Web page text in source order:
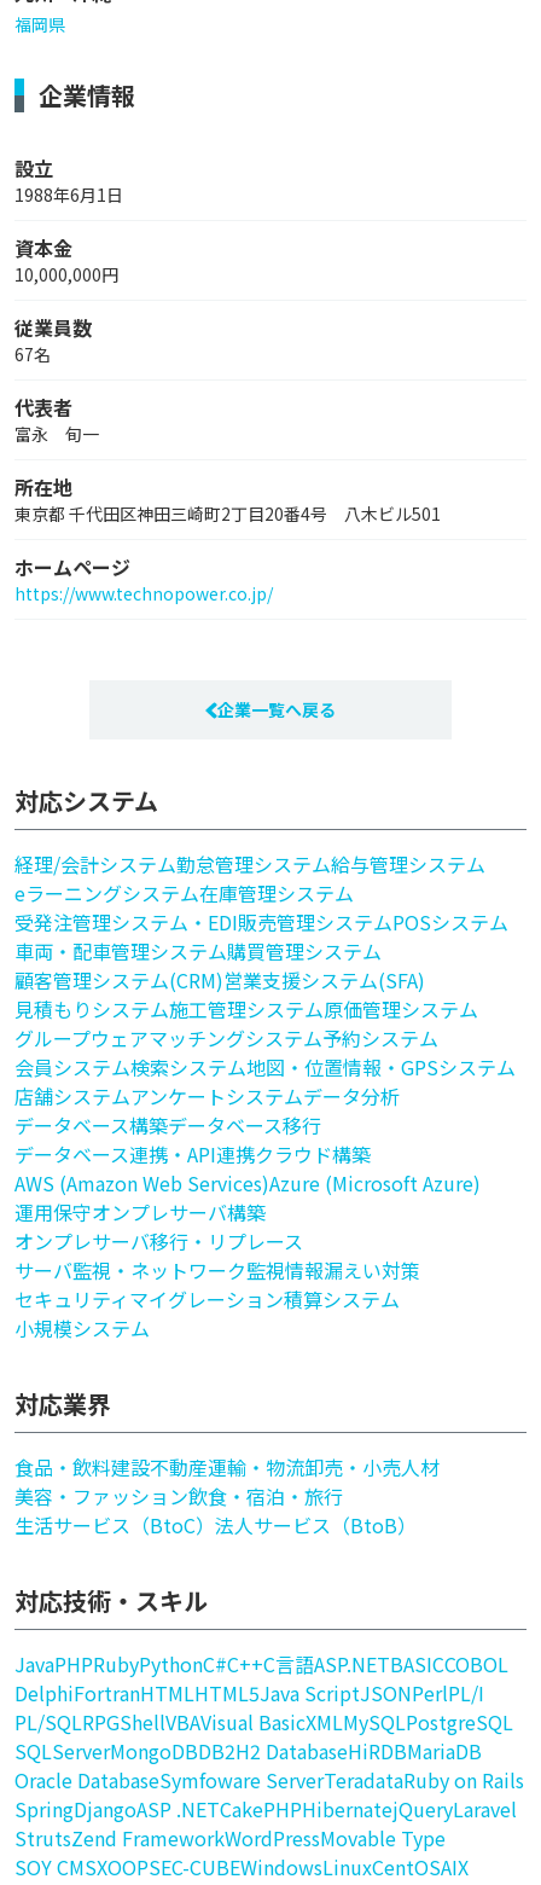
福岡県
企業情報
設立
1988年6月1日
資本金
10,000,000円
従業員数
67名
代表者
富永 旬一
所在地
東京都 千代田区神田三崎町2丁目20番4号 八木ビル501
ホームページ
https://www.technopower.co.jp/
企業一覧へ戻る
対応システム
経理/会計システム勤怠管理システム給与管理システム
eラーニングシステム在庫管理システム
受発注管理システム・EDI販売管理システムPOSシステム
車両・配車管理システム購買管理システム
顧客管理システム(CRM)営業支援システム(SFA)
見積もりシステム施工管理システム原価管理システム
グループウェアマッチングシステム予約システム
会員システム検索システム地図・位置情報・GPSシステム
店舗システムアンケートシステムデータ分析
データベース構築データベース移行
データベース連携・API連携クラウド構築
AWS (Amazon Web Services)Azure (Microsoft Azure)
運用保守オンプレサーバ構築
オンプレサーバ移行・リプレース
サーバ監視・ネットワーク監視情報漏えい対策
セキュリティマイグレーション積算システム
小規模システム
対応業界
食品・飲料建設不動産運輸・物流卸売・小売人材
美容・ファッション飲食・宿泊・旅行
生活サービス（BtoC） 法人サービス（BtoB）
対応技術・スキル
JavaPHPRubyPythonC#C++C言語ASP.NETBASICCOBOL
DelphiFortranHTMLHTML5Java ScriptJSONPerlPL/I
PL/SQLRPGShellVBAVisual BasicXMLMySQLPostgreSQL
SQLServerMongoDBDB2H2 DatabaseHiRDBMariaDB
Oracle DatabaseSymfoware ServerTeradataRuby on Rails
SpringDjangoASP .NETCakePHPHibernatejQueryLaravel
StrutsZend FrameworkWordPressMovable Type
SOY CMSXOOPSEC-CUBEWindowsLinuxCentOSAIX